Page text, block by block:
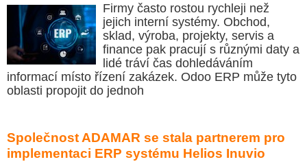
Firmy často rostou rychleji než
jejich interní systémy. Obchod,
sklad, výroba, projekty, servis a
finance pak pracují s různými daty a
lidé tráví čas dohledáváním
informací místo řízení zakázek. Odoo ERP může tyto
oblasti propojit do jednoh
Společnost ADAMAR se stala partnerem pro
implementaci ERP systému Helios Inuvio